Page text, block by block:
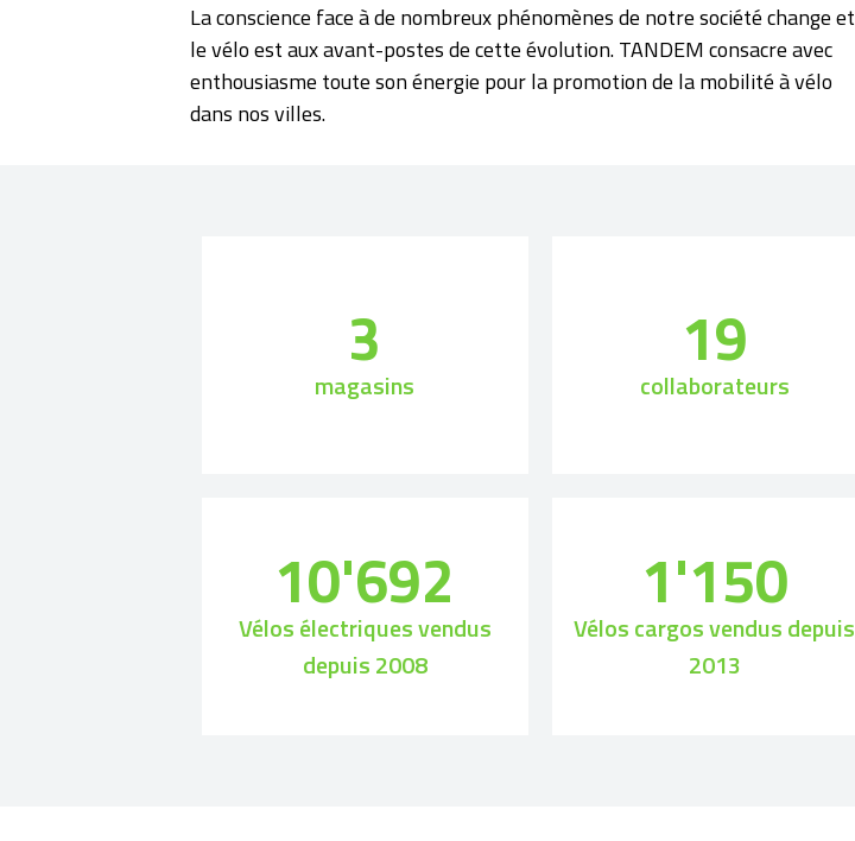
La conscience face à de nombreux phénomènes de notre société change et
le vélo est aux avant-postes de cette évolution. TANDEM consacre avec
enthousiasme toute son énergie pour la promotion de la mobilité à vélo
dans nos villes.
3
magasins
19
collaborateurs
10'692
Vélos électriques vendus
depuis 2008
1'150
Vélos cargos vendus depuis
2013